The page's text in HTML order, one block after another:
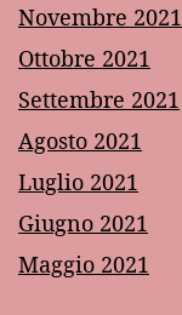
Novembre 2021
Ottobre 2021
Settembre 2021
Agosto 2021
Luglio 2021
Giugno 2021
Maggio 2021